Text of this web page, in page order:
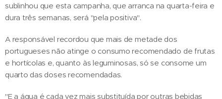
sublinhou que esta campanha, que arranca na quarta-feira e
dura três semanas, será "pela positiva".
A responsável recordou que mais de metade dos
portugueses não atinge o consumo recomendado de frutas
e hortícolas e, quanto às leguminosas, só se consome um
quarto das doses recomendadas.
"E a água é cada vez mais substituída por outras bebidas